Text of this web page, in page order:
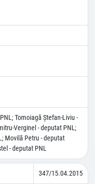
Tomoiagă Ştefan-Liviu -
Verginel - deputat PNL;
Movilă Petru - deputat
- deputat PNL
347/15.04.2015